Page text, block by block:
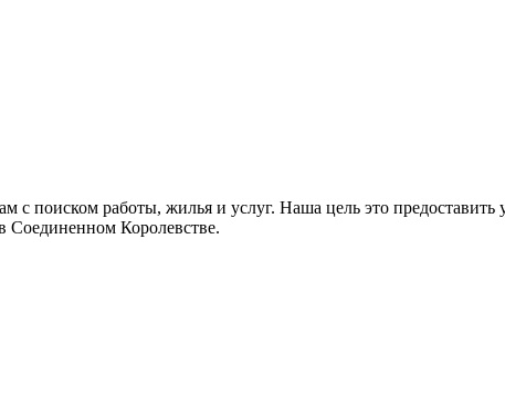
поиском работы, жилья и услуг. Наша цель это предоставить
Соединенном Королевстве.